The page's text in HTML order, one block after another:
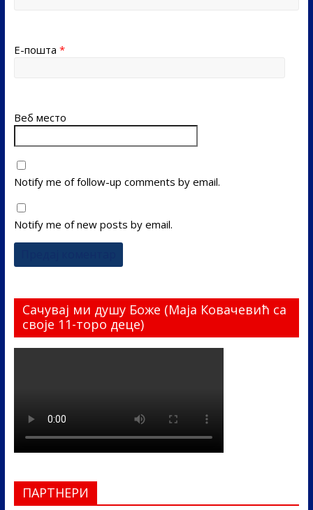
Е-пошта *
Веб место
Notify me of follow-up comments by email.
Notify me of new posts by email.
Сачувај ми душу Боже (Маја Ковачевић са
своје 11-торо деце)
ПАРТНЕРИ